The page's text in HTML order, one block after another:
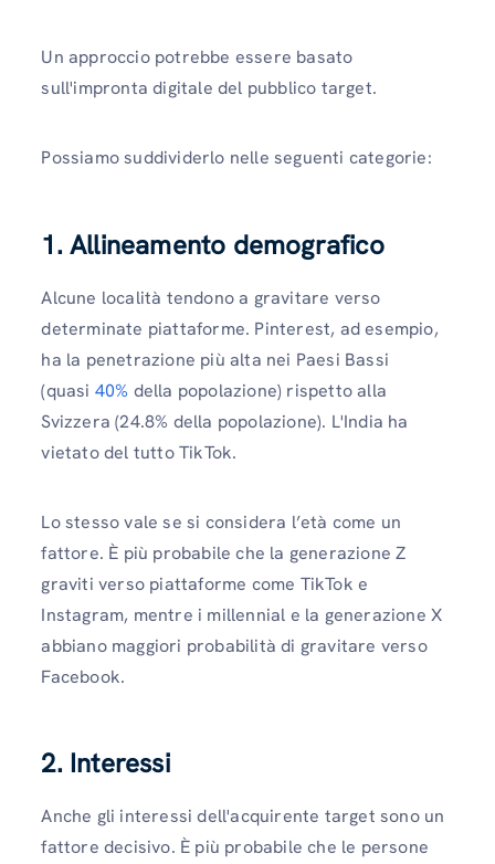
Un approccio potrebbe essere basato
sull'impronta digitale del pubblico target.
Possiamo suddividerlo nelle seguenti categorie:
1. Allineamento demografico
Alcune località tendono a gravitare verso
determinate piattaforme. Pinterest, ad esempio,
ha la penetrazione più alta nei Paesi Bassi
(quasi 40% della popolazione) rispetto alla
Svizzera (24.8% della popolazione). L'India ha
vietato del tutto TikTok.
Lo stesso vale se si considera l’età come un
fattore. È più probabile che la generazione Z
graviti verso piattaforme come TikTok e
Instagram, mentre i millennial e la generazione X
abbiano maggiori probabilità di gravitare verso
Facebook.
2. Interessi
Anche gli interessi dell'acquirente target sono un
fattore decisivo. È più probabile che le persone